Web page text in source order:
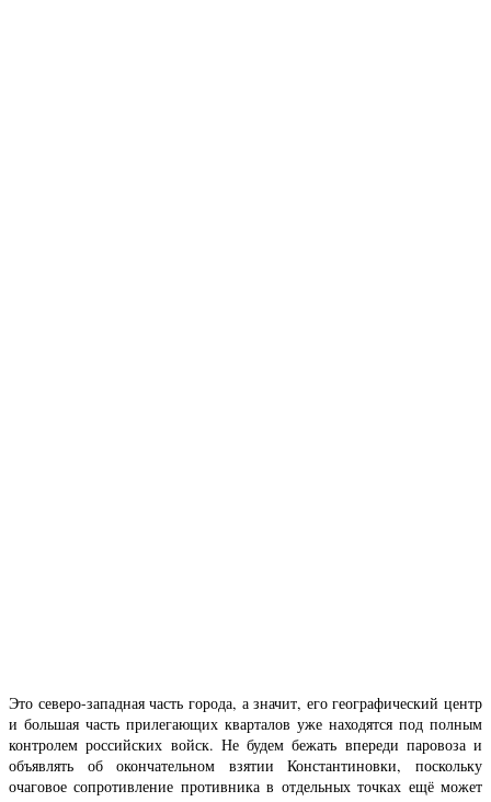
Это северо-западная часть города, а значит, его географический центр
и большая часть прилегающих кварталов уже находятся под полным
контролем российских войск. Не будем бежать впереди паровоза и
объявлять об окончательном взятии Константиновки, поскольку
очаговое сопротивление противника в отдельных точках ещё может